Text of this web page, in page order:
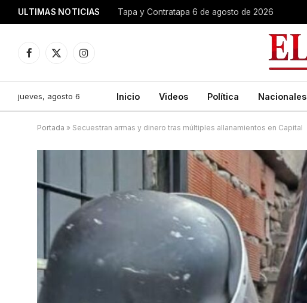
ULTIMAS NOTICIAS Tapa y Contratapa 6 de agosto de 2026
Facebook
X
Instagram
jueves, agosto 6 Inicio Videos Política Nacionales
Portada » Secuestran armas y dinero tras múltiples allanamientos en Capital